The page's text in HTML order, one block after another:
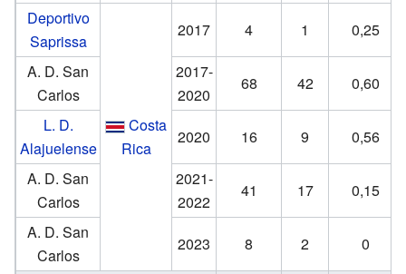
Deportivo
Saprissa
Costa
Rica
2017 4 1
0,25
A. D. San
Carlos
2017-
2020
68 42
0,60
L. D.
Alajuelense
2020 16 9
0,56
A. D. San
Carlos
2021-
2022
41 17
0,15
A. D. San
Carlos
2023 8 2
0